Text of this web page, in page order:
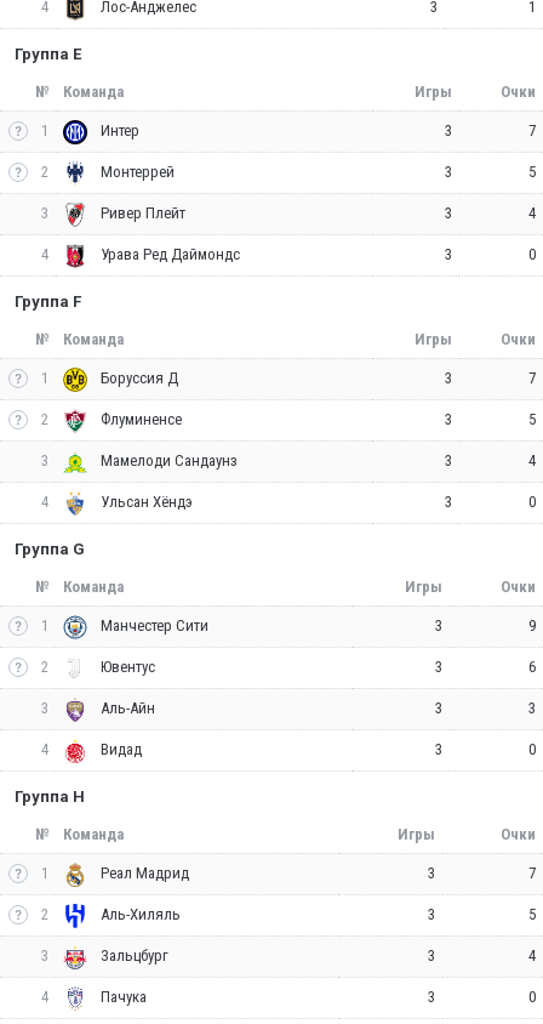
4 Лос-Анджелес 3 1
Группа E
№ Команда Игры Очки
1 Интер 3 7
2 Монтеррей 3 5
3 Ривер Плейт 3 4
4 Урава Ред Даймондс 3 0
Группа F
№ Команда Игры Очки
1 Боруссия Д 3 7
2 Флуминенсе 3 5
3 Мамелоди Сандаунз 3 4
4 Ульсан Хёндэ 3 0
Группа G
№ Команда Игры Очки
1 Манчестер Сити 3 9
2 Ювентус 3 6
3 Аль-Айн 3 3
4 Видад 3 0
Группа H
№ Команда Игры Очки
1 Реал Мадрид 3 7
2 Аль-Хиляль 3 5
3 Зальцбург 3 4
4 Пачука 3 0